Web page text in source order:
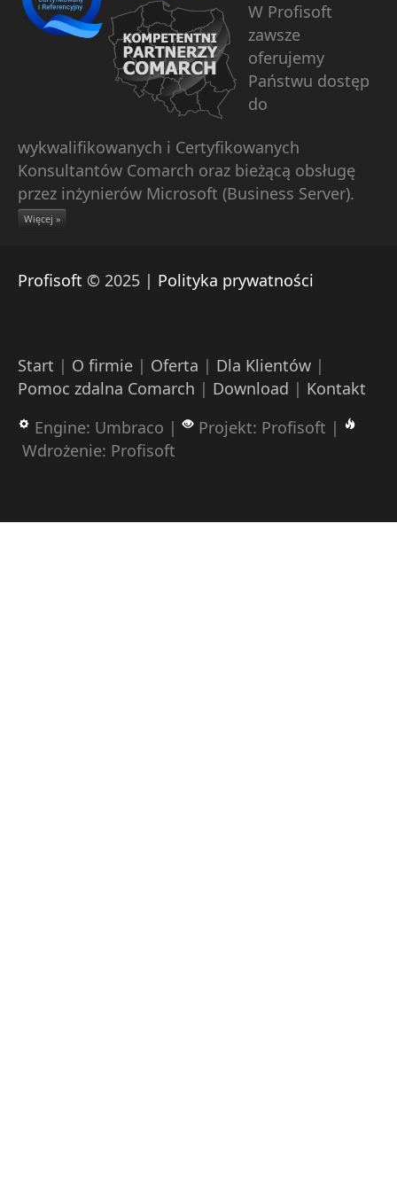
W Profisoft
zawsze
oferujemy
Państwu dostęp
do
wykwalifikowanych i Certyfikowanych
Konsultantów Comarch oraz bieżącą obsługę
przez inżynierów Microsoft (Business Server).
Więcej »
Profisoft © 2025 | Polityka prywatności
Start | O firmie | Oferta | Dla Klientów |
Pomoc zdalna Comarch | Download | Kontakt
Engine: Umbraco |
Projekt: Profisoft |
Wdrożenie: Profisoft